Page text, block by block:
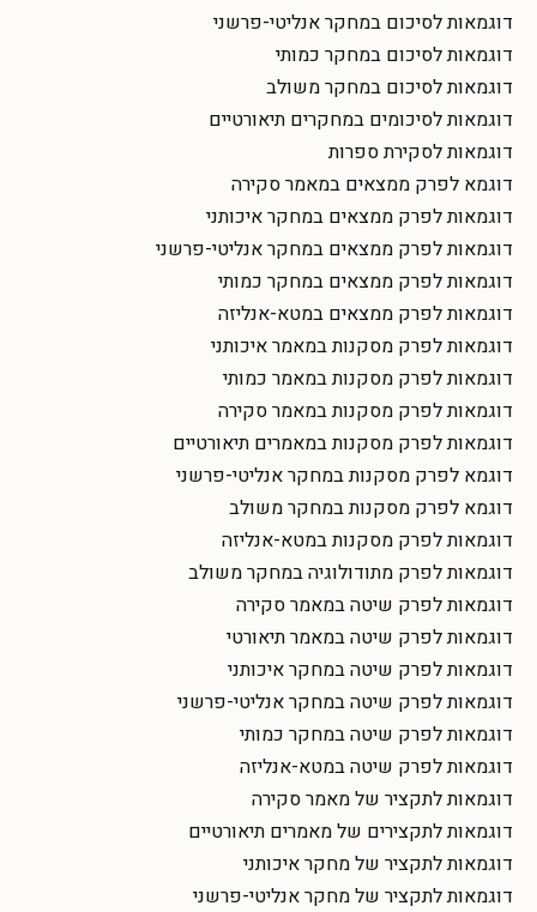
דוגמאות לסיכום במחקר אנליטי-פרשני
דוגמאות לסיכום במחקר כמותי
דוגמאות לסיכום במחקר משולב
דוגמאות לסיכומים במחקרים תיאורטיים
דוגמאות לסקירת ספרות
דוגמא לפרק ממצאים במאמר סקירה
דוגמאות לפרק ממצאים במחקר איכותני
דוגמאות לפרק ממצאים במחקר אנליטי-פרשני
דוגמאות לפרק ממצאים במחקר כמותי
דוגמאות לפרק ממצאים במטא-אנליזה
דוגמאות לפרק מסקנות במאמר איכותני
דוגמאות לפרק מסקנות במאמר כמותי
דוגמאות לפרק מסקנות במאמר סקירה
דוגמאות לפרק מסקנות במאמרים תיאורטיים
דוגמא לפרק מסקנות במחקר אנליטי-פרשני
דוגמא לפרק מסקנות במחקר משולב
דוגמאות לפרק מסקנות במטא-אנליזה
דוגמאות לפרק מתודולוגיה במחקר משולב
דוגמאות לפרק שיטה במאמר סקירה
דוגמאות לפרק שיטה במאמר תיאורטי
דוגמאות לפרק שיטה במחקר איכותני
דוגמאות לפרק שיטה במחקר אנליטי-פרשני
דוגמאות לפרק שיטה במחקר כמותי
דוגמאות לפרק שיטה במטא-אנליזה
דוגמאות לתקציר של מאמר סקירה
דוגמאות לתקצירים של מאמרים תיאורטיים
דוגמאות לתקציר של מחקר איכותני
דוגמאות לתקציר של מחקר אנליטי-פרשני